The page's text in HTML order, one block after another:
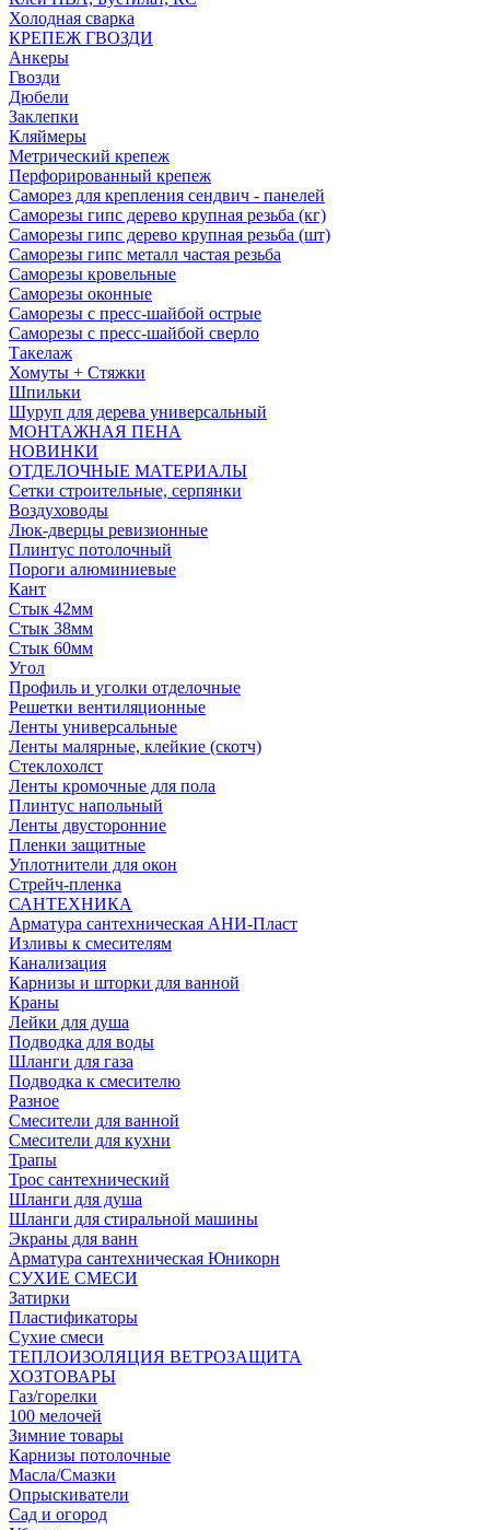
Холодная сварка
КРЕПЕЖ ГВОЗДИ
Анкеры
Гвозди
Дюбели
Заклепки
Кляймеры
Метрический крепеж
Перфорированный крепеж
Саморез для крепления сендвич - панелей
Саморезы гипс дерево крупная резьба (кг)
Саморезы гипс дерево крупная резьба (шт)
Саморезы гипс металл частая резьба
Саморезы кровельные
Саморезы оконные
Саморезы с пресс-шайбой острые
Саморезы с пресс-шайбой сверло
Такелаж
Хомуты + Стяжки
Шпильки
Шуруп для дерева универсальный
МОНТАЖНАЯ ПЕНА
НОВИНКИ
ОТДЕЛОЧНЫЕ МАТЕРИАЛЫ
Сетки строительные, серпянки
Воздуховоды
Люк-дверцы ревизионные
Плинтус потолочный
Пороги алюминиевые
Кант
Стык 42мм
Стык 38мм
Стык 60мм
Угол
Профиль и уголки отделочные
Решетки вентиляционные
Ленты универсальные
Ленты малярные, клейкие (скотч)
Стеклохолст
Ленты кромочные для пола
Плинтус напольный
Ленты двусторонние
Пленки защитные
Уплотнители для окон
Стрейч-пленка
САНТЕХНИКА
Арматура сантехническая АНИ-Пласт
Изливы к смесителям
Канализация
Карнизы и шторки для ванной
Краны
Лейки для душа
Подводка для воды
Шланги для газа
Подводка к смесителю
Разное
Смесители для ванной
Смесители для кухни
Трапы
Трос сантехнический
Шланги для душа
Шланги для стиральной машины
Экраны для ванн
Арматура сантехническая Юникорн
СУХИЕ СМЕСИ
Затирки
Пластификаторы
Сухие смеси
ТЕПЛОИЗОЛЯЦИЯ ВЕТРОЗАЩИТА
ХОЗТОВАРЫ
Газ/горелки
100 мелочей
Зимние товары
Карнизы потолочные
Масла/Смазки
Опрыскиватели
Сад и огород